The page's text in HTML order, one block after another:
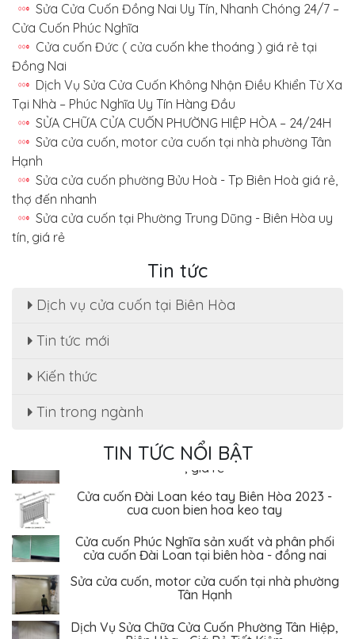
Sửa Cửa Cuốn Đồng Nai Uy Tín, Nhanh Chóng 24/7 –
Cửa Cuốn Phúc Nghĩa
Cửa cuốn Đức ( cửa cuốn khe thoáng ) giá rẻ tại
Đồng Nai
Dịch Vụ Sửa Cửa Cuốn Không Nhận Điều Khiển Từ Xa
Tại Nhà – Phúc Nghĩa Uy Tín Hàng Đầu
SỬA CHỮA CỬA CUỐN PHƯỜNG HIỆP HÒA – 24/24H
Sửa cửa cuốn, motor cửa cuốn tại nhà phường Tân
Hạnh
Sửa cửa cuốn phường Bửu Hoà - Tp Biên Hoà giá rẻ,
thợ đến nhanh
Sửa cửa cuốn tại Phường Trung Dũng - Biên Hòa uy
tín, giá rẻ
Tin tức
Dịch vụ cửa cuốn tại Biên Hòa
Tin tức mới
Kiến thức
Tin trong ngành
TIN TỨC NỔI BẬT
Sửa cửa cuốn, motor cửa cuốn tại nhà phường
Biên Hòa - Giá Rẻ Tiết Kiệm
Sửa cửa cuốn Phường An Bình - Biên Hòa uy tín
, giá rẻ
Cửa cuốn Đài Loan kéo tay Biên Hòa 2023 -
cua cuon bien hoa keo tay
cửa cuốn Đài Loan tại biên hòa - đồng nai
Sửa cửa cuốn, motor cửa cuốn tại nhà phường
Tân Hạnh
Biên Hòa - Giá Rẻ Tiết Kiệm